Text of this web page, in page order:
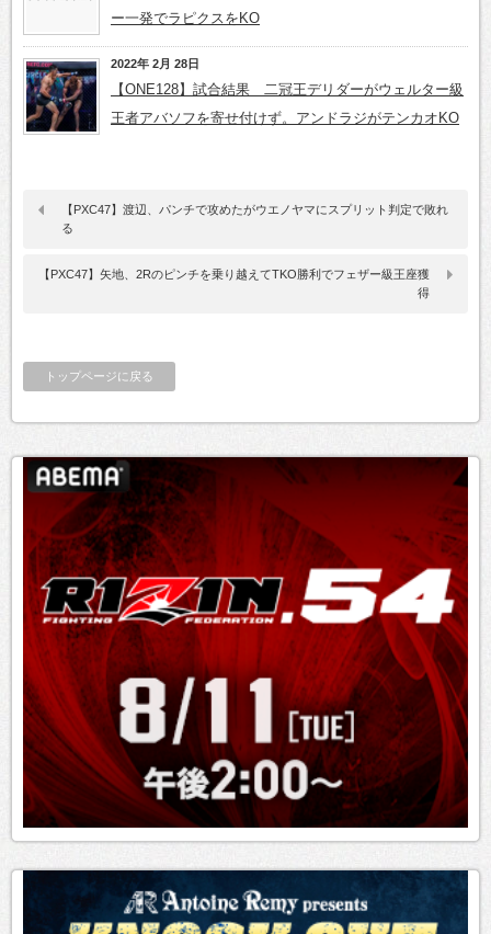
ー一発でラピクスをKO
2022年 2月 28日
【ONE128】試合結果 二冠王デリダーがウェルター級
王者アバソフを寄せ付けず。アンドラジがテンカオKO
【PXC47】渡辺、パンチで攻めたがウエノヤマにスプリット判定で敗れ
る
【PXC47】矢地、2Rのピンチを乗り越えてTKO勝利でフェザー級王座獲
得
トップページに戻る